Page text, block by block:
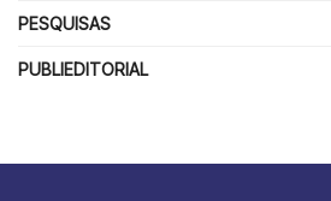
PESQUISAS
PUBLIEDITORIAL